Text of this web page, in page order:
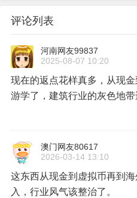
评论列表
河南网友99837
2025-08-07 10:20
现在的返点花样真多，从现
游学了，建筑行业的灰色地带
澳门网友80617
2026-03-14 13:10
这东西从现金到虚拟币再到
入，行业风气该整治了。